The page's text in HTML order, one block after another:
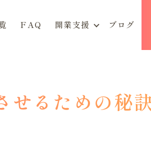
FAQ 開業支援 ブログ
るための秘